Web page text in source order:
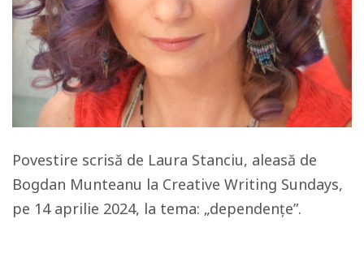
Povestire scrisă de Laura Stanciu, aleasă de
Bogdan Munteanu la Creative Writing Sundays,
pe 14 aprilie 2024, la tema: „dependențe”.